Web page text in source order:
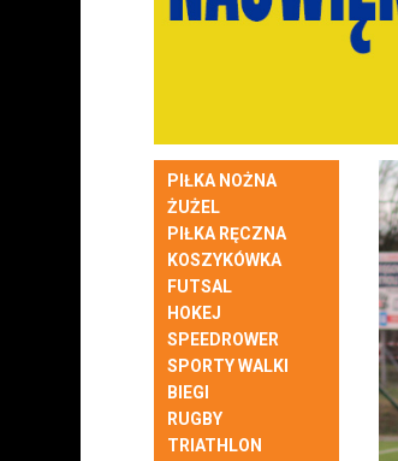
PIŁKA NOŻNA
ŻUŻEL
PIŁKA RĘCZNA
KOSZYKÓWKA
FUTSAL
HOKEJ
SPEEDROWER
SPORTY WALKI
BIEGI
RUGBY
TRIATHLON